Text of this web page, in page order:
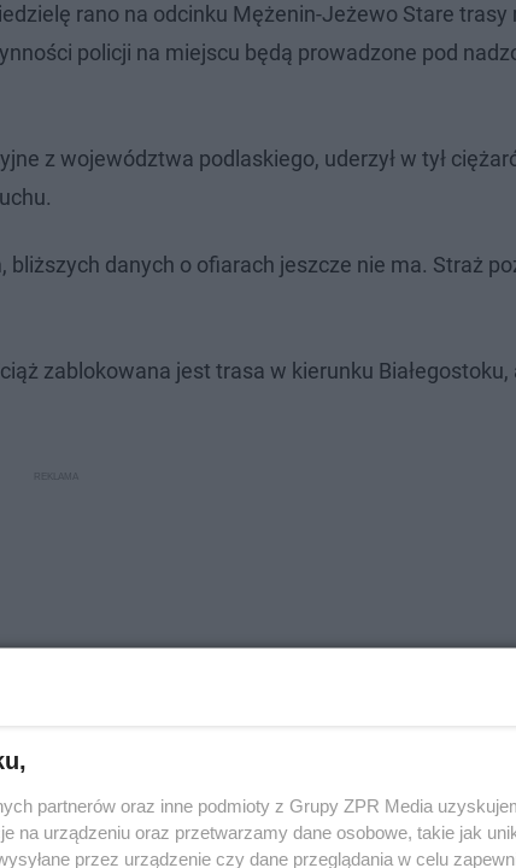
rano na odcinku Mężenin-Jeżewo Stare trasy
policji na miejscu będą prowadzone pod
z województwa podlaskiego, uderzył w tył
danych o ofiarach jeszcze nie ma. Straż
zablokowana jest trasa w kierunku Białegostoku,
partnerów oraz inne podmioty z Grupy ZPR Media
na urządzeniu oraz przetwarzamy dane osobowe, takie jak
przez urządzenie czy dane przeglądania w celu